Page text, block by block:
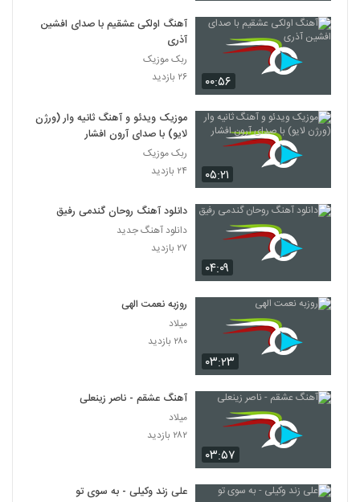
۰۰:۵۶
آهنگ اولکی عشقیم با صدای افشین
آذری
ربک موزیک
۲۶ بازدید
۰۵:۲۱
موزیک ویدئو و آهنگ ثانیه وار (ورژن
لایو) با صدای آرون افشار
ربک موزیک
۲۴ بازدید
۰۴:۰۹
دانلود آهنگ روحان گندمی رفیق
دانلود آهنگ جدید
۲۷ بازدید
۰۳:۲۳
روزبه نعمت الهی
میلاد
۲۸۰ بازدید
۰۳:۵۷
آهنگ عشقم - ناصر زینعلی
میلاد
۲۸۲ بازدید
علی زند وکیلی - به سوی تو